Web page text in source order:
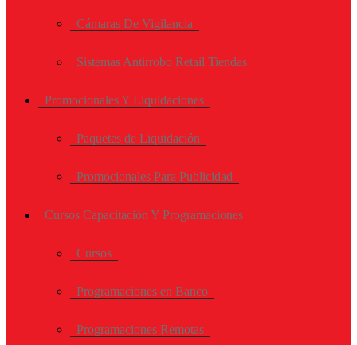
Cámaras De Vigilancia
Sistemas Antirrobo Retail Tiendas
Promocionales Y Liquidaciones
Paquetes de Liquidación
Promocionales Para Publicidad
Cursos Capacitación Y Programaciones
Cursos
Programaciones en Banco
Programaciones Remotas